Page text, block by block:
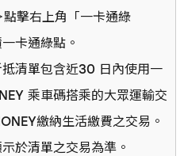
擊右上角「一卡通綠
卡通綠點。
清單包含近30 日內使用一
乘車碼搭乘的大眾運輸交
繳納生活繳費之交易。
於清單之交易為準。